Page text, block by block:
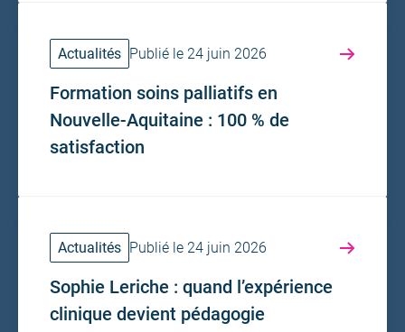
Actualités Publié le 24 juin 2026
Formation soins palliatifs en
Nouvelle-Aquitaine : 100 % de
satisfaction
Actualités Publié le 24 juin 2026
Sophie Leriche : quand l’expérience
clinique devient pédagogie